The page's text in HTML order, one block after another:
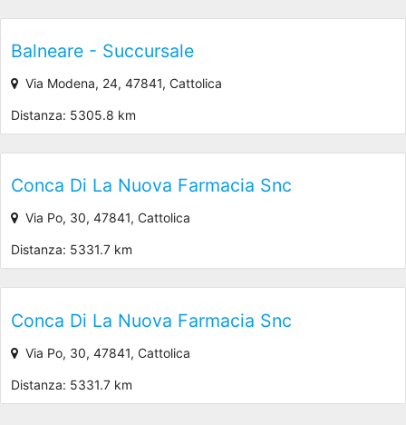
Balneare - Succursale
Via Modena, 24, 47841, Cattolica
Distanza: 5305.8 km
Conca Di La Nuova Farmacia Snc
Via Po, 30, 47841, Cattolica
Distanza: 5331.7 km
Conca Di La Nuova Farmacia Snc
Via Po, 30, 47841, Cattolica
Distanza: 5331.7 km